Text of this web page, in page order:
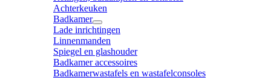
Achterkeuken
Badkamer
Lade inrichtingen
Linnenmanden
Spiegel en glashouder
Badkamer accessoires
Badkamerwastafels en wastafelconsoles